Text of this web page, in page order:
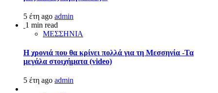
5 έτη ago admin
1 min read
ΜΕΣΣΗΝΙΑ
Η χρονιά που θα κρίνει πολλά για τη Μεσσηνία -Τα
μεγάλα στοιχήματα (video)
5 έτη ago admin